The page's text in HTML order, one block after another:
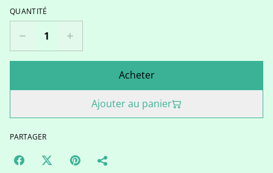
QUANTITÉ
Acheter
Ajouter au panier
PARTAGER